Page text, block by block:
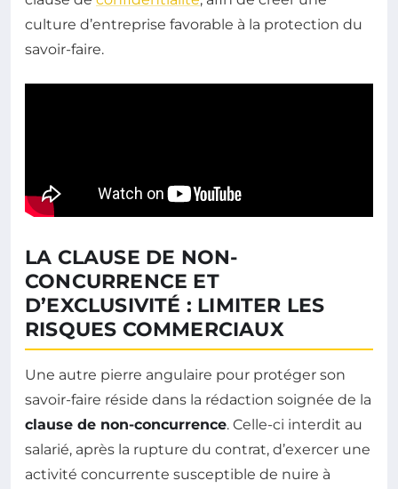
culture d’entreprise favorable à la protection du
savoir-faire.
LA CLAUSE DE NON-
CONCURRENCE ET
D’EXCLUSIVITÉ : LIMITER LES
RISQUES COMMERCIAUX
Une autre pierre angulaire pour protéger son
savoir-faire réside dans la rédaction soignée de la
clause de non-concurrence. Celle-ci interdit au
salarié, après la rupture du contrat, d’exercer une
activité concurrente susceptible de nuire à